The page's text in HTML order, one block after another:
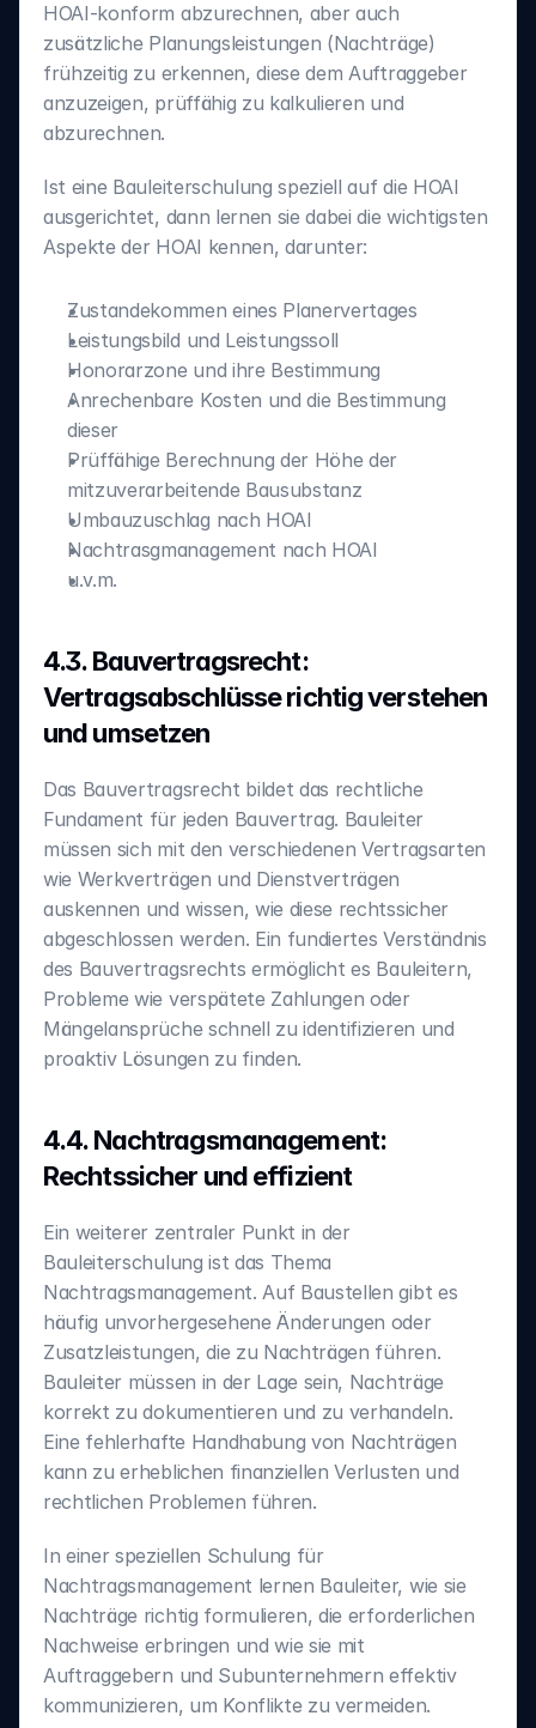
HOAI-konform abzurechnen, aber auch
zusätzliche Planungsleistungen (Nachträge)
frühzeitig zu erkennen, diese dem Auftraggeber
anzuzeigen, prüffähig zu kalkulieren und
abzurechnen.
Ist eine Bauleiterschulung speziell auf die HOAI
ausgerichtet, dann lernen sie dabei die wichtigsten
Aspekte der HOAI kennen, darunter:
Zustandekommen eines Planervertages
Leistungsbild und Leistungssoll
Honorarzone und ihre Bestimmung
Anrechenbare Kosten und die Bestimmung
dieser
Prüffähige Berechnung der Höhe der
mitzuverarbeitende Bausubstanz
Umbauzuschlag nach HOAI
Nachtrasgmanagement nach HOAI
u.v.m.
4.3. Bauvertragsrecht:
Vertragsabschlüsse richtig verstehen
und umsetzen
Das Bauvertragsrecht bildet das rechtliche
Fundament für jeden Bauvertrag. Bauleiter
müssen sich mit den verschiedenen Vertragsarten
wie Werkverträgen und Dienstverträgen
auskennen und wissen, wie diese rechtssicher
abgeschlossen werden. Ein fundiertes Verständnis
des Bauvertragsrechts ermöglicht es Bauleitern,
Probleme wie verspätete Zahlungen oder
Mängelansprüche schnell zu identifizieren und
proaktiv Lösungen zu finden.
4.4. Nachtragsmanagement:
Rechtssicher und effizient
‍Ein weiterer zentraler Punkt in der
Bauleiterschulung ist das Thema
Nachtragsmanagement. Auf Baustellen gibt es
häufig unvorhergesehene Änderungen oder
Zusatzleistungen, die zu Nachträgen führen.
Bauleiter müssen in der Lage sein, Nachträge
korrekt zu dokumentieren und zu verhandeln.
Eine fehlerhafte Handhabung von Nachträgen
kann zu erheblichen finanziellen Verlusten und
rechtlichen Problemen führen.
In einer speziellen Schulung für
Nachtragsmanagement lernen Bauleiter, wie sie
Nachträge richtig formulieren, die erforderlichen
Nachweise erbringen und wie sie mit
Auftraggebern und Subunternehmern effektiv
kommunizieren, um Konflikte zu vermeiden.